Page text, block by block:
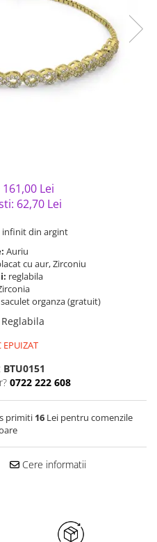
161,00 Lei
62,70 Lei
infinit din argint
Auriu
cu aur, Zirconiu
reglabila
organza (gratuit)
Reglabila
EPUIZAT
BTU0151
0722 222 608
primiti 16Lei pentru comenzile
Cere informatii